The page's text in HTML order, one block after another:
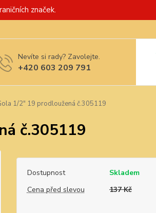
značek.
Nevíte si rady? Zavolejte.
+420 603 209 791
1/2" 19 prodloužená č.305119
č.305119
Dostupnost
Skladem
Cena před slevou
137 Kč